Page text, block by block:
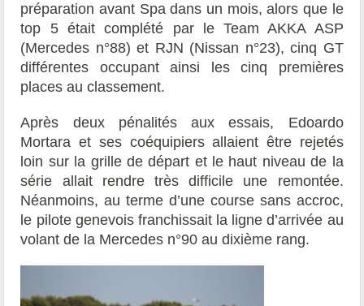
préparation avant Spa dans un mois, alors que le
top 5 était complété par le Team AKKA ASP
(Mercedes n°88) et RJN (Nissan n°23), cinq GT
différentes occupant ainsi les cinq premières
places au classement.
Après deux pénalités aux essais, Edoardo
Mortara et ses coéquipiers allaient être rejetés
loin sur la grille de départ et le haut niveau de la
série allait rendre très difficile une remontée.
Néanmoins, au terme d’une course sans accroc,
le pilote genevois franchissait la ligne d’arrivée au
volant de la Mercedes n°90 au dixième rang.